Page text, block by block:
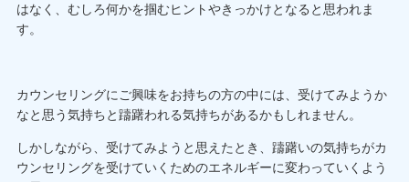
はなく、むしろ何かを掴むヒントやきっかけとなると思われま
す。
カウンセリングにご興味をお持ちの方の中には、受けてみようか
なと思う気持ちと躊躇われる気持ちがあるかもしれません。
しかしながら、受けてみようと思えたとき、躊躇いの気持ちがカ
ウンセリングを受けていくためのエネルギーに変わっていくよう